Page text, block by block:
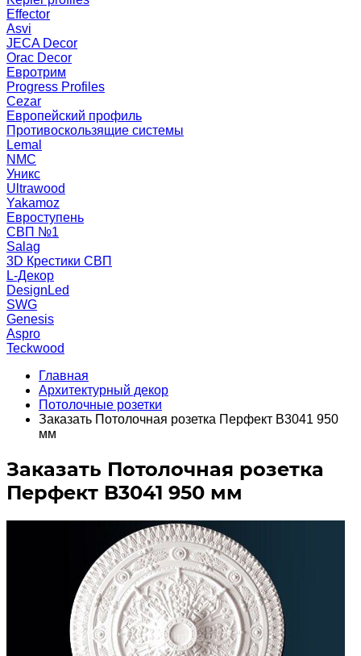
Effector
Asvi
JECA Decor
Orac Decor
Евротрим
Progress Profiles
Cezar
Европейский профиль
Противоскользящие системы
Lemal
NMC
Уникс
Ultrawood
Yakamoz
Евроступень
СВП №1
Salag
3D Крестики СВП
L-Декор
DesignLed
SWG
Genesis
Aspro
Teckwood
Главная
Архитектурный декор
Потолочные розетки
Заказать Потолочная розетка Перфект B3041 950
мм
Заказать Потолочная розетка
Перфект B3041 950 мм